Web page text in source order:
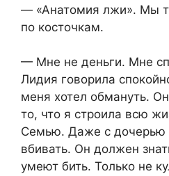
— «Анатомия лжи». Мы
по косточкам.
— Мне не деньги. Мне
Лидия говорила
меня хотел обмануть.
то, что я строила всю
Семью. Даже с дочерью
вбивать. Он должен
умеют бить. Только не